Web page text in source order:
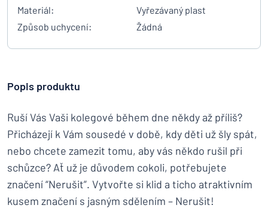
Materiál:
Vyřezávaný plast
Způsob uchycení:
Žádná
Popis produktu
Ruší Vás Vaši kolegové během dne někdy až příliš?
Přicházejí k Vám sousedé v době, kdy děti už šly spát,
nebo chcete zamezit tomu, aby vás někdo rušil při
schůzce? Ať už je důvodem cokoli, potřebujete
značení “Nerušit”. Vytvořte si klid a ticho atraktivním
kusem značení s jasným sdělením – Nerušit!